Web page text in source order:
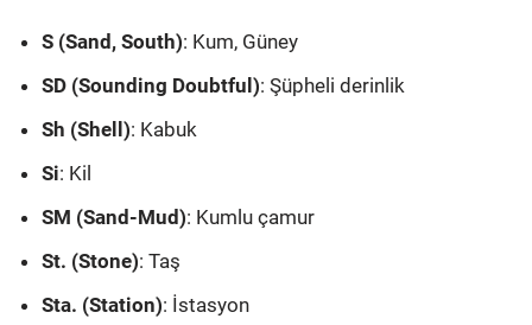
S (Sand, South): Kum, Güney
SD (Sounding Doubtful): Şüpheli derinlik
Sh (Shell): Kabuk
Si: Kil
SM (Sand-Mud): Kumlu çamur
St. (Stone): Taş
Sta. (Station): İstasyon